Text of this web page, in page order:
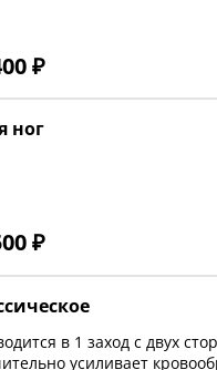
второй стороны
режимов, что
₽
ног
₽
в 1 заход с двух
усиливает